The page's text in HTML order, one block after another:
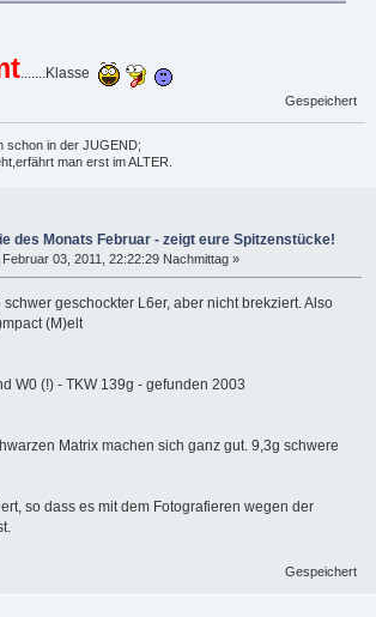
.......Klasse
Gespeichert
schon in der JUGEND;
man erst im ALTER.
des Monats Februar - zeigt eure Spitzenstücke!
Februar 03, 2011, 22:22:29 Nachmittag »
geschockter L6er, aber nicht brekziert. Also
(M)elt
W0 (!) - TKW 139g - gefunden 2003
Matrix machen sich ganz gut. 9,3g schwere
so dass es mit dem Fotografieren wegen der
Gespeichert